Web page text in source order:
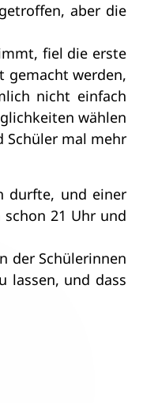
aber die
fiel die erste
gemacht werden,
nicht einfach
wählen
Schüler mal mehr
durfte, und einer
21 Uhr und
der Schülerinnen
lassen, und dass